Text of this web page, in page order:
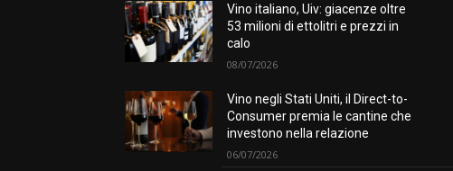
Vino italiano, Uiv: giacenze oltre
53 milioni di ettolitri e prezzi in
calo
08/07/2026
Vino negli Stati Uniti, il Direct-to-
Consumer premia le cantine che
investono nella relazione
06/07/2026